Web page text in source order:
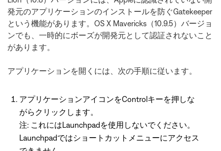
発元のアプリケーションのインストールを防ぐGatekeeper
という機能があります。OS X Mavericks（10.9.5）バージョ
ンでも、一時的にボーズが開発元として認証されないこと
があります。
アプリケーションを開くには、次の手順に従います。
アプリケーションアイコンをControlキーを押しな
がらクリックします。
注: これにはLaunchpadを使用しないでください。
Launchpadではショートカットメニューにアクセス